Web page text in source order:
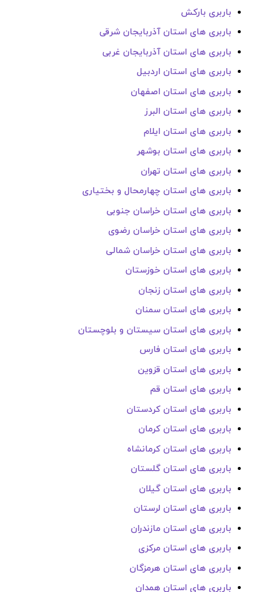
باربری بارکش
باربری های استان آذربایجان شرقی
باربری های استان آذربایجان غربی
باربری های استان اردبیل
باربری های استان اصفهان
باربری های استان البرز
باربری های استان ایلام
باربری های استان بوشهر
باربری های استان تهران
باربری های استان چهارمحال و بختیاری
باربری های استان خراسان جنوبی
باربری های استان خراسان رضوی
باربری های استان خراسان شمالی
باربری های استان خوزستان
باربری های استان زنجان
باربری های استان سمنان
باربری های استان سیستان و بلوچستان
باربری های استان فارس
باربری های استان قزوین
باربری های استان قم
باربری های استان کردستان
باربری های استان کرمان
باربری های استان کرمانشاه
باربری های استان گلستان
باربری های استان گیلان
باربری های استان لرستان
باربری های استان مازندران
باربری های استان مرکزی
باربری های استان هرمزگان
باربری های استان همدان